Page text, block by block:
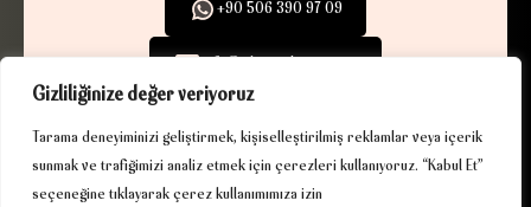
Gizliliğinize değer veriyoruz
Tarama deneyiminizi geliştirmek, kişiselleştirilmiş reklamlar veya içerik
sunmak ve trafiğimizi analiz etmek için çerezleri kullanıyoruz. “Kabul Et”
seçeneğine tıklayarak çerez kullanımımıza izin
+90 506 390 97 09